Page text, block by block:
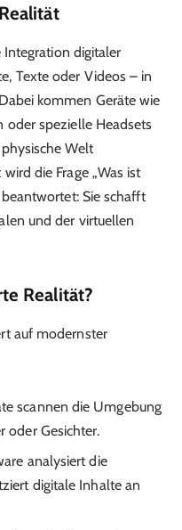
Integration digitaler
Texte oder Videos – in
kommen Geräte wie
oder spezielle Headsets
Welt
die Frage „Was ist
Sie schafft
und der virtuellen
Realität?
auf modernster
scannen die Umgebung
oder Gesichter.
analysiert die
digitale Inhalte an